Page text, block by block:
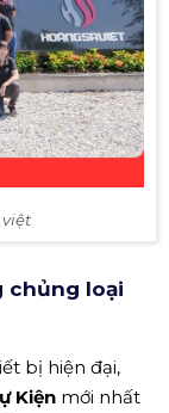
việt
chủng loại
bị hiện đại,
Kiện mới nhất